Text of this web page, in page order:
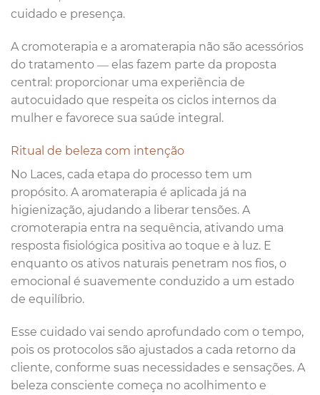
cuidado e presença.
A cromoterapia e a aromaterapia não são acessórios
do tratamento — elas fazem parte da proposta
central: proporcionar uma experiência de
autocuidado que respeita os ciclos internos da
mulher e favorece sua saúde integral.
Ritual de beleza com intenção
No Laces, cada etapa do processo tem um
propósito. A aromaterapia é aplicada já na
higienização, ajudando a liberar tensões. A
cromoterapia entra na sequência, ativando uma
resposta fisiológica positiva ao toque e à luz. E
enquanto os ativos naturais penetram nos fios, o
emocional é suavemente conduzido a um estado
de equilíbrio.
Esse cuidado vai sendo aprofundado com o tempo,
pois os protocolos são ajustados a cada retorno da
cliente, conforme suas necessidades e sensações. A
beleza consciente começa no acolhimento e